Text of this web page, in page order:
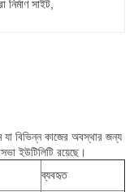
নির্মাণ সাইট
যা বিভিন্ন কাজের অবস্থার জন্য
ইউটিলিটি রয়েছে।
ব্যবহৃত